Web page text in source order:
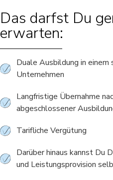
Das darfst Du
erwarten:
Duale Ausbildung in einem
Unternehmen
Langfristige Übernahme
abgeschlossener
Tarifliche Vergütung
Darüber hinaus kannst Du
und Leistungsprovision